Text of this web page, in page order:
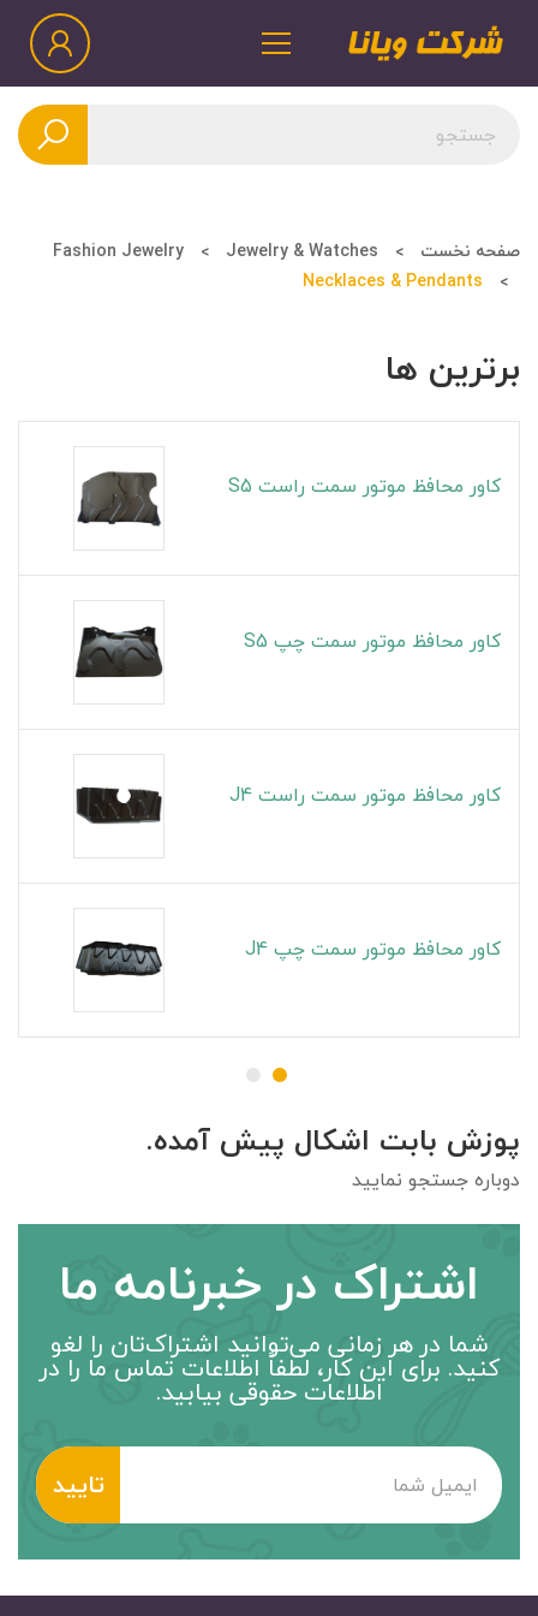
صفحه نخست Jewelry & Watches
Fashion Jewelry
Necklaces & Pendants
برترین ها
کاور محافظ موتور سمت راست S5
کاور محافظ موتور سمت چپ S5
کاور محافظ موتور سمت راست J4
کاور محافظ موتور سمت چپ J4
پوزش بابت اشکال پیش آمده.
دوباره جستجو نمایید
اشتراک در خبرنامه ما
شما در هر زمانی می‌توانید اشتراک‌تان را لغو
کنید. برای این کار، لطفاً اطلاعات تماس ما را در
اطلاعات حقوقی بیابید.